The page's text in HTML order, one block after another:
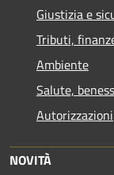
Giustizia e
Tributi,
Ambiente
Salute,
Autorizzazioni
NOVITÀ